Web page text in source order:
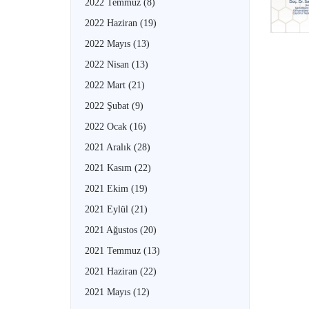
2022 Temmuz (8)
2022 Haziran (19)
2022 Mayıs (13)
2022 Nisan (13)
2022 Mart (21)
2022 Şubat (9)
2022 Ocak (16)
2021 Aralık (28)
2021 Kasım (22)
2021 Ekim (19)
2021 Eylül (21)
2021 Ağustos (20)
2021 Temmuz (13)
2021 Haziran (22)
2021 Mayıs (12)